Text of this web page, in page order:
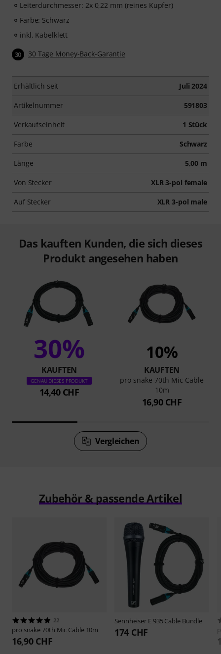
Leiterdurchmesser: 2x 0,22 mm (reines Kupfer)
Farbe: Schwarz
inkl. Kabelklett
30 30 Tage Money-Back-Garantie
Erhältlich seit Juli 2024
Artikelnummer 591803
Verkaufseinheit 1 Stück
Farbe Schwarz
Länge 5,00 m
Von Stecker XLR 3-pol female
Auf Stecker XLR 3-pol male
Das kauften Kunden, die sich dieses
Produkt angesehen haben
30%
KAUFTEN
GENAU DIESES PRODUKT
14,40 CHF
10%
KAUFTEN
pro snake 70th Mic Cable
10m
16,90 CHF
Vergleichen
Zubehör & passende Artikel
22
pro snake70th Mic Cable 10m
16,90 CHF
Sennheiser E 935 Cable Bundle
174 CHF